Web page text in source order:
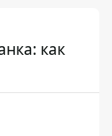
как